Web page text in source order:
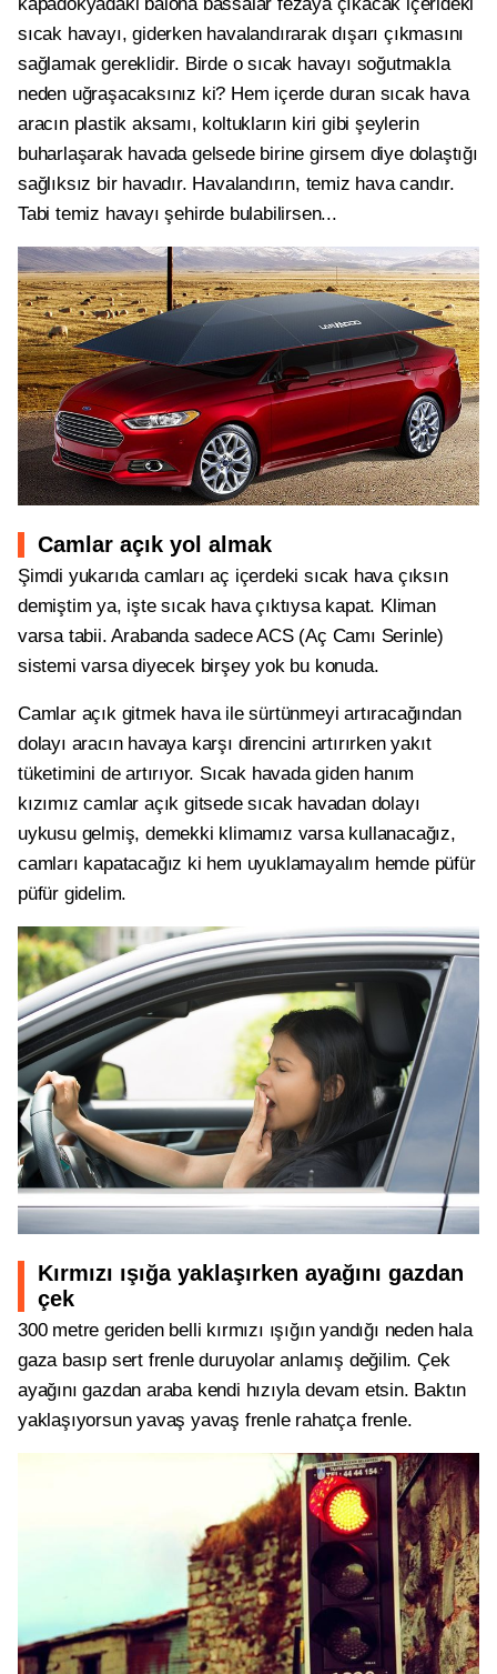
sıcak havayı, giderken havalandırarak dışarı çıkmasını
sağlamak gereklidir. Birde o sıcak havayı soğutmakla
neden uğraşacaksınız ki? Hem içerde duran sıcak hava
aracın plastik aksamı, koltukların kiri gibi şeylerin
buharlaşarak havada gelsede birine girsem diye dolaştığı
sağlıksız bir havadır. Havalandırın, temiz hava candır.
Tabi temiz havayı şehirde bulabilirsen...
Camlar açık yol almak
Şimdi yukarıda camları aç içerdeki sıcak hava çıksın
demiştim ya, işte sıcak hava çıktıysa kapat. Kliman
varsa tabii. Arabanda sadece ACS (Aç Camı Serinle)
sistemi varsa diyecek birşey yok bu konuda.
Camlar açık gitmek hava ile sürtünmeyi artıracağından
dolayı aracın havaya karşı direncini artırırken yakıt
tüketimini de artırıyor. Sıcak havada giden hanım
kızımız camlar açık gitsede sıcak havadan dolayı
uykusu gelmiş, demekki klimamız varsa kullanacağız,
camları kapatacağız ki hem uyuklamayalım hemde püfür
püfür gidelim.
Kırmızı ışığa yaklaşırken ayağını gazdan
çek
300 metre geriden belli kırmızı ışığın yandığı neden hala
gaza basıp sert frenle duruyolar anlamış değilim. Çek
ayağını gazdan araba kendi hızıyla devam etsin. Baktın
yaklaşıyorsun yavaş yavaş frenle rahatça frenle.